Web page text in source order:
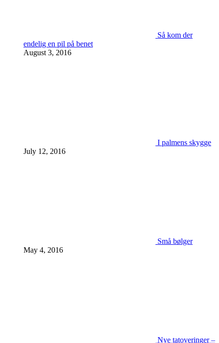
Så kom der
endelig en pil på benet
August 3, 2016
I palmens skygge
July 12, 2016
Små bølger
May 4, 2016
Nye tatoveringer –